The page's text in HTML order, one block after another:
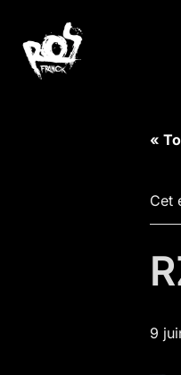
contenu
«
Cet
9